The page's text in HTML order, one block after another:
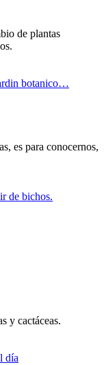
de plantas
botanico…
es para conocernos,
de bichos.
y cactáceas.
día